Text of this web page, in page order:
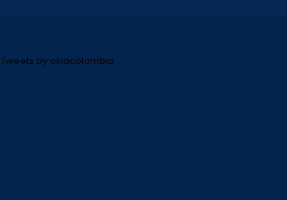
Tweets by asiacolombia